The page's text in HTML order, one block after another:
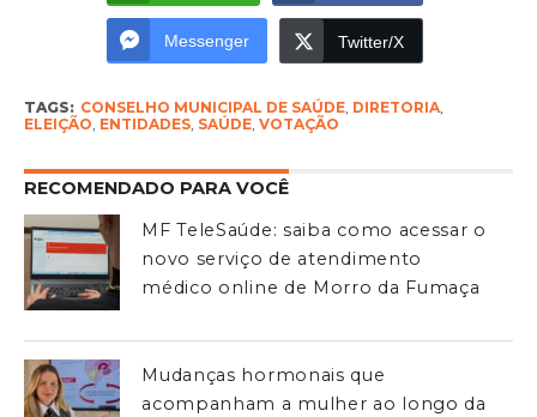
Messenger Twitter/X
TAGS: CONSELHO MUNICIPAL DE SAÚDE, DIRETORIA,
ELEIÇÃO, ENTIDADES, SAÚDE, VOTAÇÃO
RECOMENDADO PARA VOCÊ
MF TeleSaúde: saiba como acessar o
novo serviço de atendimento
médico online de Morro da Fumaça
Mudanças hormonais que
acompanham a mulher ao longo da